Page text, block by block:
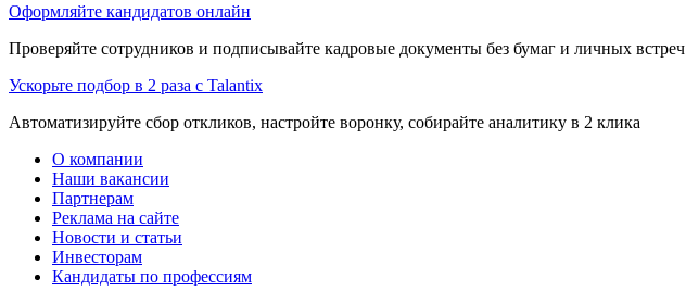
Оформляйте кандидатов онлайн
Проверяйте сотрудников и подписывайте кадровые документы без бумаг и личных встреч
Ускорьте подбор в 2 раза с Talantix
Автоматизируйте сбор откликов, настройте воронку, собирайте аналитику в 2 клика
О компании
Наши вакансии
Партнерам
Реклама на сайте
Новости и статьи
Инвесторам
Кандидаты по профессиям